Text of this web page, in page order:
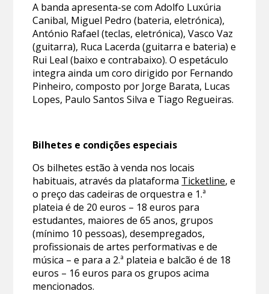
A banda apresenta-se com Adolfo Luxúria
Canibal, Miguel Pedro (bateria, eletrónica),
António Rafael (teclas, eletrónica), Vasco Vaz
(guitarra), Ruca Lacerda (guitarra e bateria) e
Rui Leal (baixo e contrabaixo). O espetáculo
integra ainda um coro dirigido por Fernando
Pinheiro, composto por Jorge Barata, Lucas
Lopes, Paulo Santos Silva e Tiago Regueiras.
Bilhetes e condições especiais
Os bilhetes estão à venda nos locais
habituais, através da plataforma Ticketline, e
o preço das cadeiras de orquestra e 1.ª
plateia é de 20 euros – 18 euros para
estudantes, maiores de 65 anos, grupos
(mínimo 10 pessoas), desempregados,
profissionais de artes performativas e de
música – e para a 2.ª plateia e balcão é de 18
euros – 16 euros para os grupos acima
mencionados.